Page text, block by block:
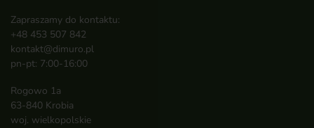
Zapraszamy do kontaktu:
+48 453 507 842
kontakt@dimuro.pl
pn-pt: 7:00-16:00
Rogowo 1a
63-840 Krobia
woj. wielkopolskie